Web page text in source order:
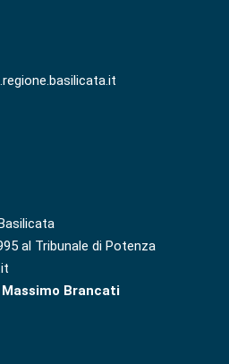
al Tribunale di Potenza
Massimo Brancati